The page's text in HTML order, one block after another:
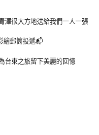
澤很大方地送給我們一人一張
繪郵筒投遞📬
台東之旅留下美麗的回憶